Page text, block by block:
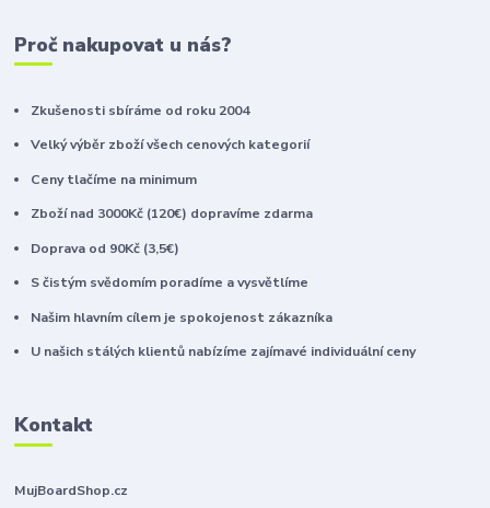
Proč nakupovat u nás?
Zkušenosti sbíráme od roku 2004
Velký výběr zboží všech cenových kategorií
Ceny tlačíme na minimum
Zboží nad 3000Kč (120€) dopravíme zdarma
Doprava od 90Kč (3,5€)
S čistým svědomím poradíme a vysvětlíme
Našim hlavním cílem je spokojenost zákazníka
U našich stálých klientů nabízíme zajímavé individuální ceny
Kontakt
MujBoardShop.cz